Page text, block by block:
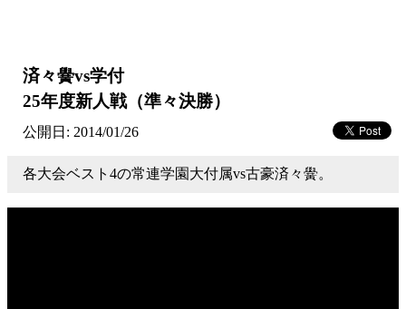
済々黌vs学付
25年度新人戦（準々決勝）
公開日: 2014/01/26
各大会ベスト4の常連学園大付属vs古豪済々黌。